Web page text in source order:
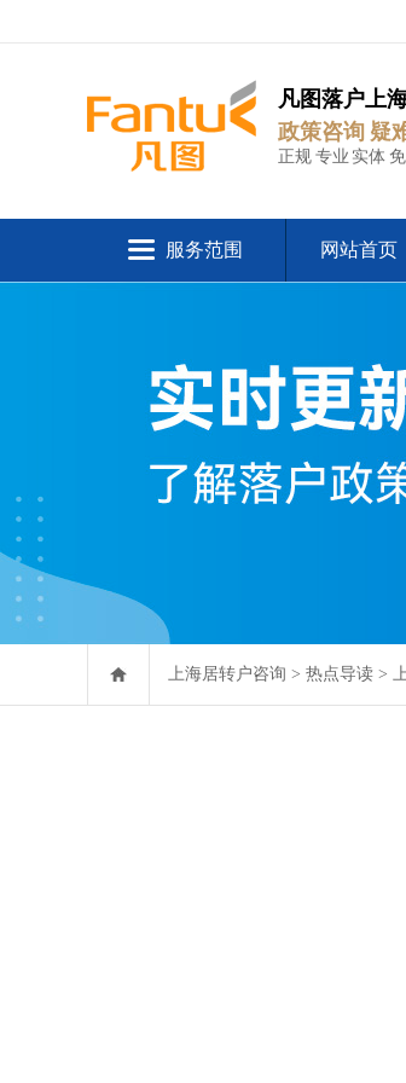
凡图落户上
政策咨询 疑
正规 专业 实体
服务范围 网站首页
上海居转户咨询 > 热点导读 >